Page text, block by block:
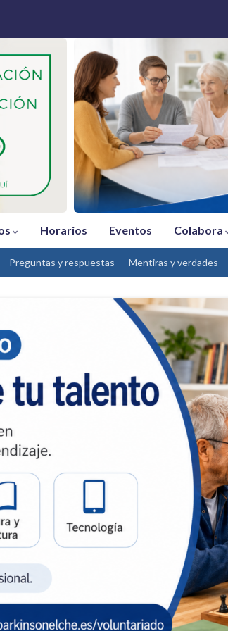
Horarios Eventos Colabora
Preguntas y respuestas Mentiras y verdades